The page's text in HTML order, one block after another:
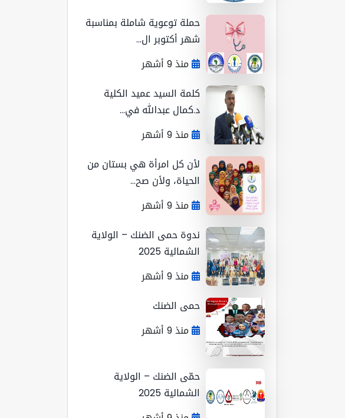
حملة توعوية شاملة بمناسبة
شهر أكتوبر ال...
منذ 9 أشهر
كلمة السيد عميد الكلية
د.كمال عبدالله في...
منذ 9 أشهر
لأن كل امرأة هي بستان من
الحياة، ولأن صح...
منذ 9 أشهر
ندوة حمى الضنك – الولاية
الشمالية 2025
منذ 9 أشهر
حمى الضنك
منذ 9 أشهر
حمّى الضنك – الولاية
الشمالية 2025